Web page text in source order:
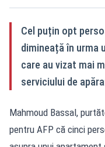
Cel puțin opt
dimineață în urma
care au vizat mai
serviciului de
Mahmoud Bassal,
pentru AFP că cinci